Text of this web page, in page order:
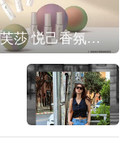
IPSA茵芙莎 悦己香氛凝露上市